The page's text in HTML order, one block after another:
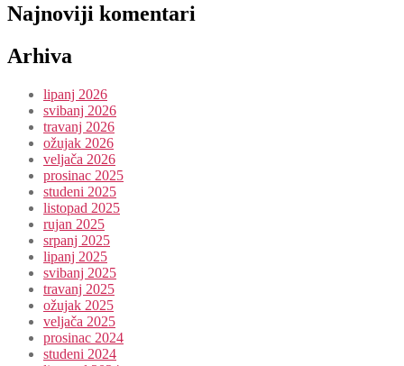
Najnoviji komentari
Arhiva
lipanj 2026
svibanj 2026
travanj 2026
ožujak 2026
veljača 2026
prosinac 2025
studeni 2025
listopad 2025
rujan 2025
srpanj 2025
lipanj 2025
svibanj 2025
travanj 2025
ožujak 2025
veljača 2025
prosinac 2024
studeni 2024